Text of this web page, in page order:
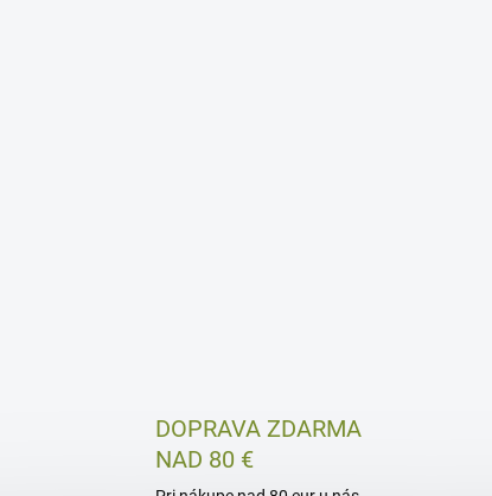
DOPRAVA ZDARMA
NAD 80 €